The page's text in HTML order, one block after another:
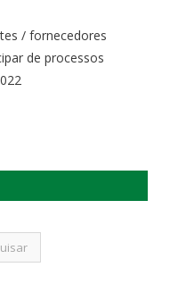
/ fornecedores
de processos